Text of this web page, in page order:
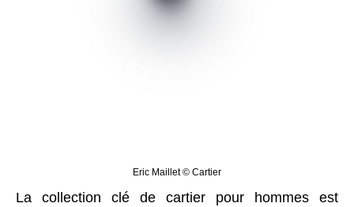
Eric Maillet © Cartier
La collection clé de cartier pour hommes est